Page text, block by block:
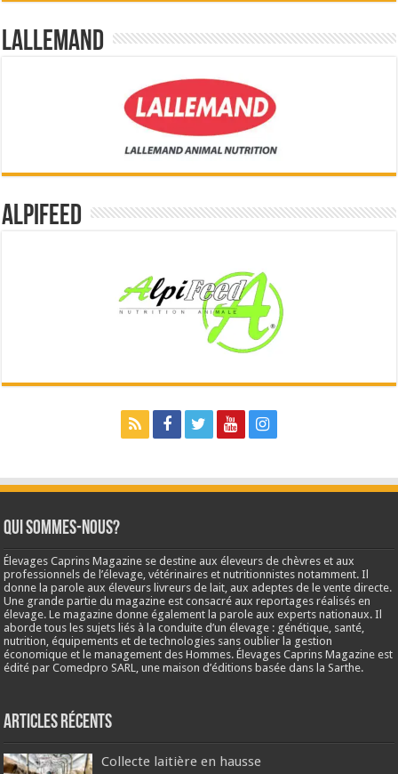
Lallemand
Alpifeed
Qui sommes-nous?
Élevages Caprins Magazine se destine aux éleveurs de chèvres et aux
professionnels de l’élevage, vétérinaires et nutritionnistes notamment. Il
donne la parole aux éleveurs livreurs de lait, aux adeptes de le vente directe.
Une grande partie du magazine est consacré aux reportages réalisés en
élevage. Le magazine donne également la parole aux experts nationaux. Il
aborde tous les sujets liés à la conduite d’un élevage : génétique, santé,
nutrition, équipements et de technologies sans oublier la gestion
économique et le management des Hommes. Élevages Caprins Magazine est
édité par Comedpro SARL, une maison d’éditions basée dans la Sarthe.
Articles récents
Collecte laitière en hausse